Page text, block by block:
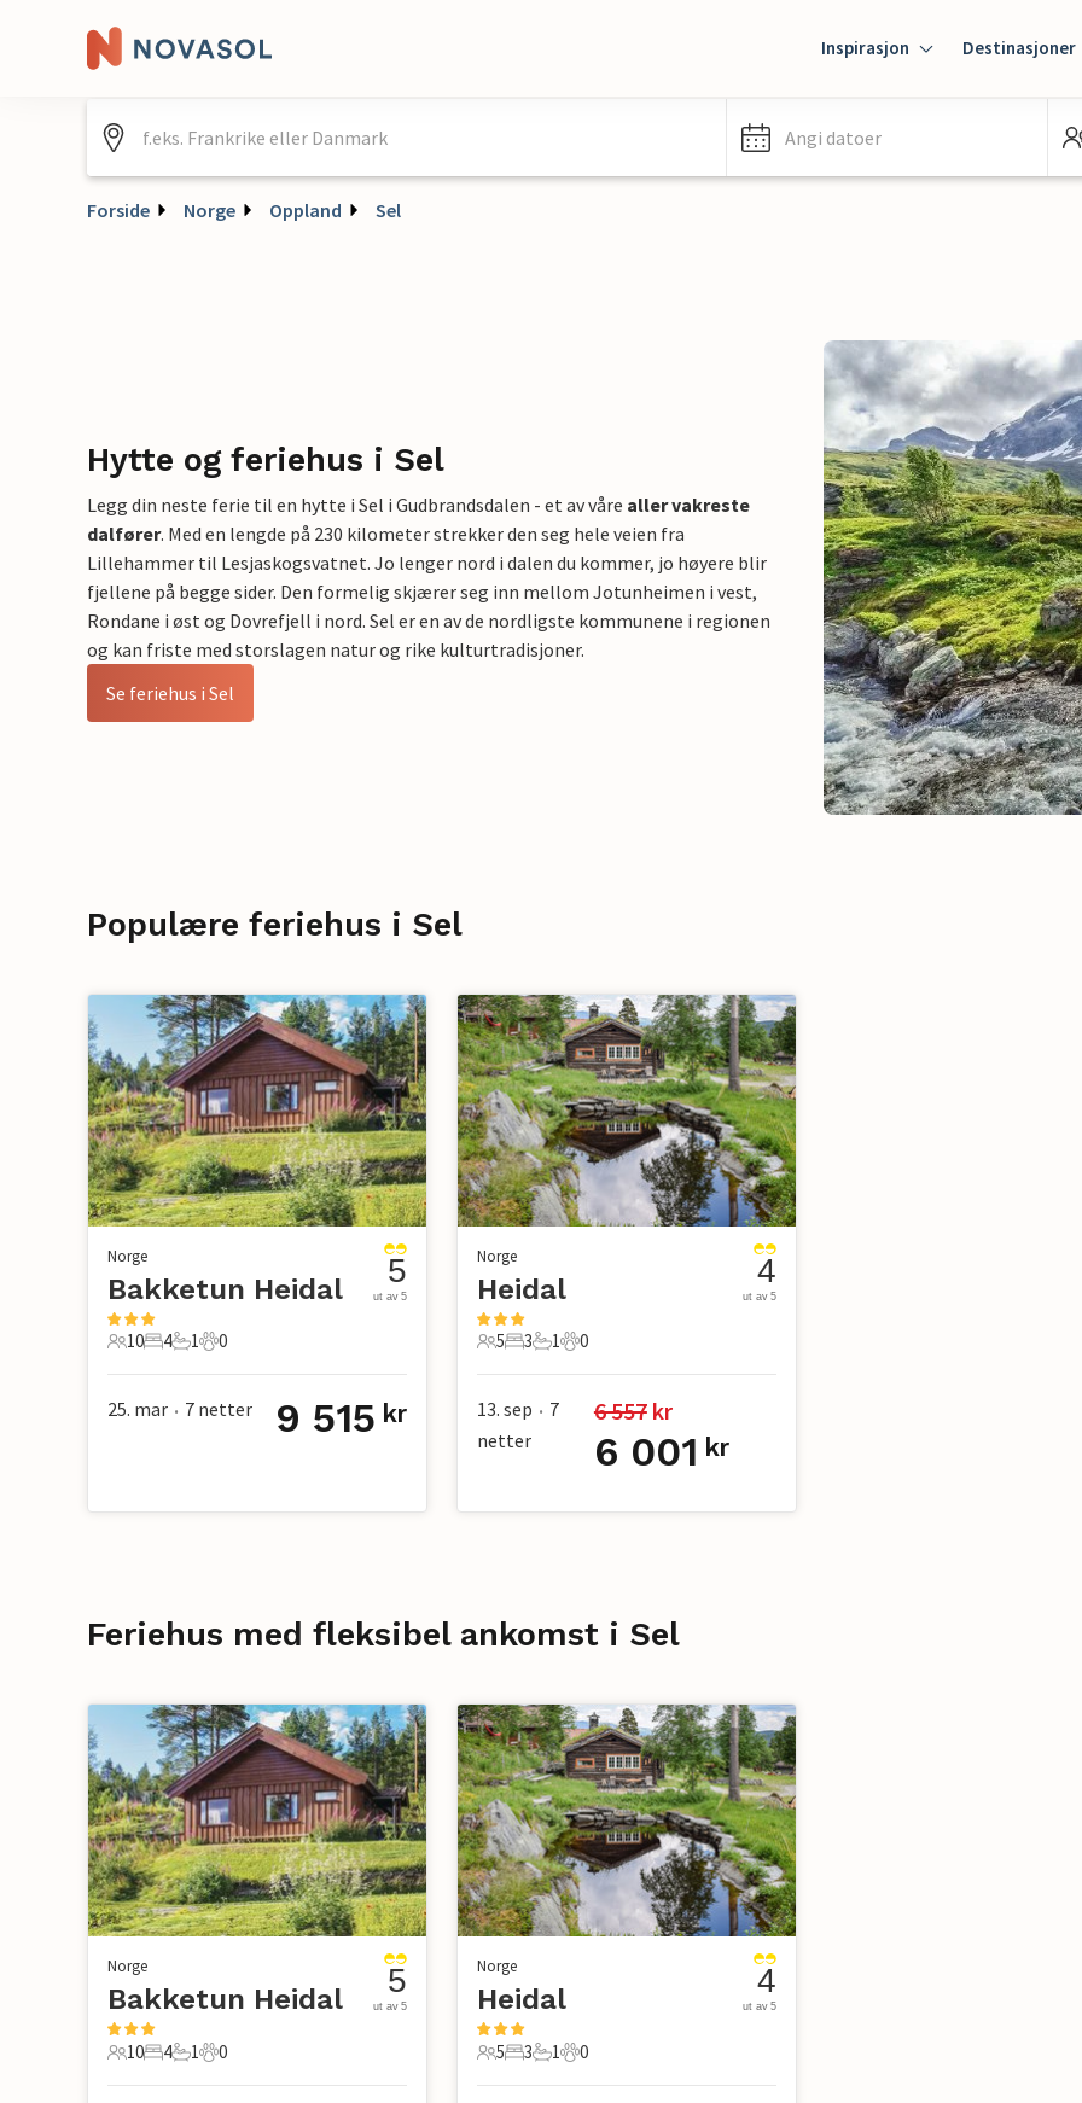
Inspirasjon Destinasjoner
Angi datoer
Forside Norge Oppland Sel
Hytte og feriehus i Sel
Legg din neste ferie til en hytte i Sel i Gudbrandsdalen - et av våre aller vakreste
dalfører. Med en lengde på 230 kilometer strekker den seg hele veien fra
Lillehammer til Lesjaskogsvatnet. Jo lenger nord i dalen du kommer, jo høyere blir
fjellene på begge sider. Den formelig skjærer seg inn mellom Jotunheimen i vest,
Rondane i øst og Dovrefjell i nord. Sel er en av de nordligste kommunene i regionen
og kan friste med storslagen natur og rike kulturtradisjoner.
Se feriehus i Sel
Populære feriehus i Sel
Norge
Bakketun Heidal
10 Gjester
10
4 Soverom
4
1 Bad
1
0 Kjæledyr
0
5
ut av 5
25. mar • 7 netter 9 515 kr
Norge
Heidal
5 Gjester
5
3 Soverom
3
1 Bad
1
0 Kjæledyr
0
4
ut av 5
13. sep • 7
netter
6 557 kr
6 001 kr
Feriehus med fleksibel ankomst i Sel
Norge
Bakketun Heidal
10 Gjester
10
4 Soverom
4
1 Bad
1
0 Kjæledyr
0
5
ut av 5
Norge
Heidal
5 Gjester
5
3 Soverom
3
1 Bad
1
0 Kjæledyr
0
4
ut av 5